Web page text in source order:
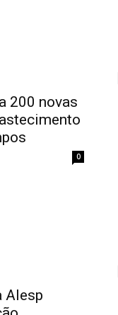
200 novas
0
Alesp